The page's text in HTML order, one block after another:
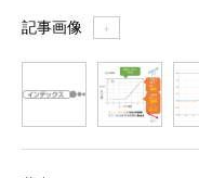
記事画像 ＋